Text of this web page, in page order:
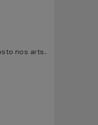
nos arts.